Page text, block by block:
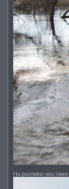
На разливы местами